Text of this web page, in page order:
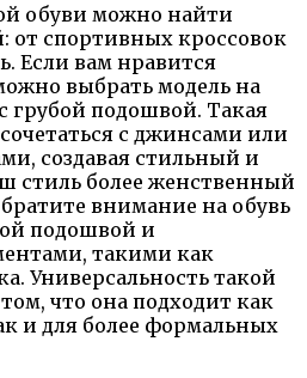
обуви можно найти
от спортивных кроссовок
Если вам нравится
выбрать модель на
грубой подошвой. Такая
с джинсами или
создавая стильный и
стиль более женственный
внимание на обувь
подошвой и
такими как
Универсальность такой
что она подходит как
и для более формальных